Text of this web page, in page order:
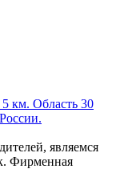
км. Область 30
являемся
Фирменная